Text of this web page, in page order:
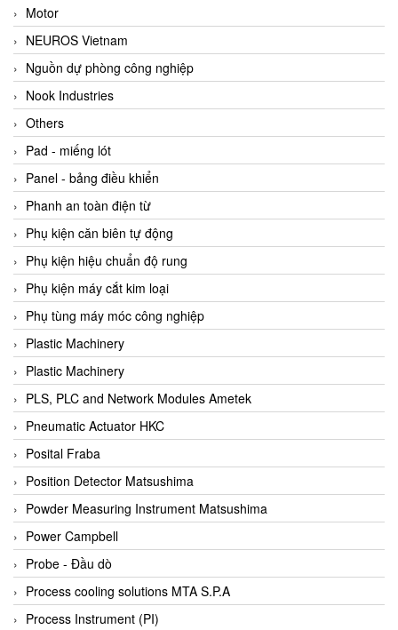
Beacon Extender
Beckhoff
Bedook
Bei Sensor
Beijer
Beinlich-pumps
Beka
BEKO
Belimo
Benetech Vietnam
Bently Nevada
Bentone Vietnam
Bernstein Vietnam
Berthold
Bestech
Bestech
BETA
Bifold
Bihl+wiedemann
Bihl+wiedemann
Bilz
Binder Connector
Biotech
Motor
NEUROS Vietnam
Nguồn dự phòng công nghiệp
Nook Industries
Others
Pad - miếng lót
Panel - bảng điều khiển
Phanh an toàn điện từ
Phụ kiện căn biên tự động
Phụ kiện hiệu chuẩn độ rung
Phụ kiện máy cắt kim loại
Phụ tùng máy móc công nghiệp
Plastic Machinery
Plastic Machinery
PLS, PLC and Network Modules Ametek
Pneumatic Actuator HKC
Posital Fraba
Position Detector Matsushima
Powder Measuring Instrument Matsushima
Power Campbell
Probe - Đầu dò
Process cooling solutions MTA S.P.A
Process Instrument (PI)